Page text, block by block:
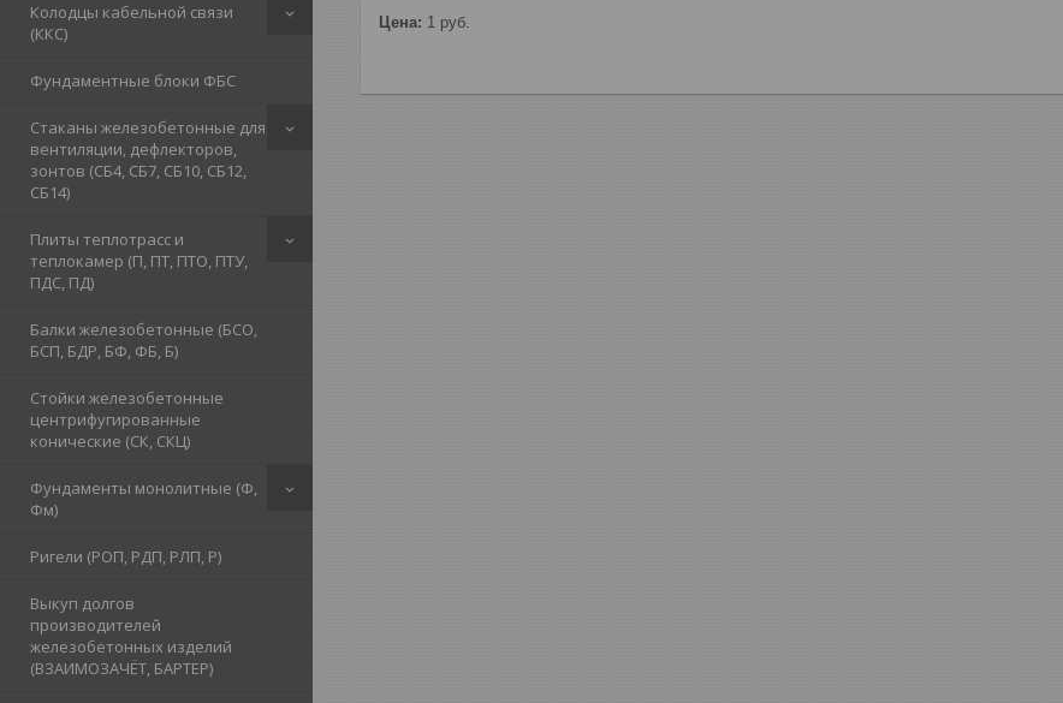
Колодцы кабельной связи
(ККС)
Фундаментные блоки ФБС
Стаканы железобетонные для
вентиляции, дефлекторов,
зонтов (СБ4, СБ7, СБ10, СБ12,
СБ14)
Плиты теплотрасс и
теплокамер (П, ПТ, ПТО, ПТУ,
ПДС, ПД)
Балки железобетонные (БСО,
БСП, БДР, БФ, ФБ, Б)
Стойки железобетонные
центрифугированные
конические (СК, СКЦ)
Фундаменты монолитные (Ф,
Фм)
Ригели (РОП, РДП, РЛП, Р)
Выкуп долгов
производителей
железобетонных изделий
(ВЗАИМОЗАЧЁТ, БАРТЕР)
Цена: 1 руб.